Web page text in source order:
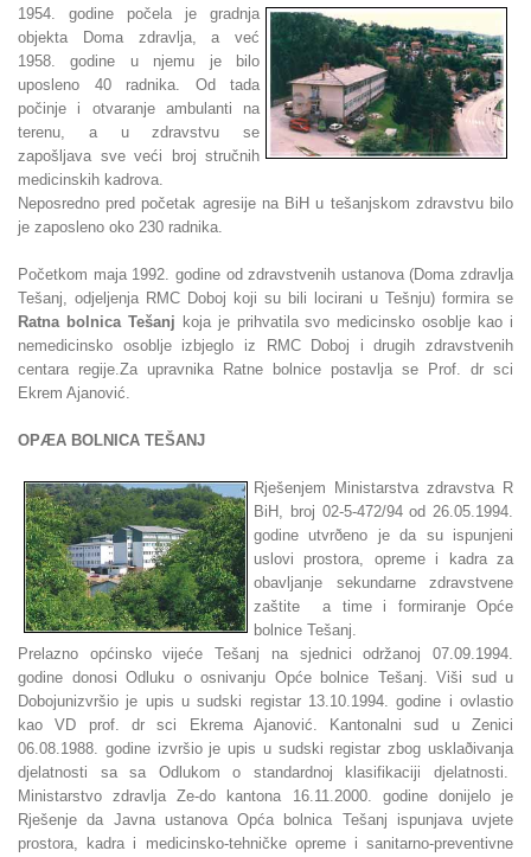
1954. godine počela je gradnja
objekta Doma zdravlja, a već
1958. godine u njemu je bilo
uposleno 40 radnika. Od tada
počinje i otvaranje ambulanti na
terenu, a u zdravstvu se
zapošljava sve veći broj stručnih
medicinskih kadrova.
Neposredno pred početak agresije na BiH u tešanjskom zdravstvu bilo
je zaposleno oko 230 radnika.
Početkom maja 1992. godine od zdravstvenih ustanova (Doma zdravlja
Tešanj, odjeljenja RMC Doboj koji su bili locirani u Tešnju) formira se
Ratna bolnica Tešanj koja je prihvatila svo medicinsko osoblje kao i
nemedicinsko osoblje izbjeglo iz RMC Doboj i drugih zdravstvenih
centara regije.Za upravnika Ratne bolnice postavlja se Prof. dr sci
Ekrem Ajanović.
OPÆA BOLNICA TEŠANJ
Rješenjem Ministarstva zdravstva R
BiH, broj 02-5-472/94 od 26.05.1994.
godine utvrðeno je da su ispunjeni
uslovi prostora, opreme i kadra za
obavljanje sekundarne zdravstvene
zaštite a time i formiranje Opće
bolnice Tešanj.
Prelazno općinsko vijeće Tešanj na sjednici održanoj 07.09.1994.
godine donosi Odluku o osnivanju Opće bolnice Tešanj. Viši sud u
Dobojunizvršio je upis u sudski registar 13.10.1994. godine i ovlastio
kao VD prof. dr sci Ekrema Ajanović. Kantonalni sud u Zenici
06.08.1988. godine izvršio je upis u sudski registar zbog usklaðivanja
djelatnosti sa sa Odlukom o standardnoj klasifikaciji djelatnosti.
Ministarstvo zdravlja Ze-do kantona 16.11.2000. godine donijelo je
Rješenje da Javna ustanova Opća bolnica Tešanj ispunjava uvjete
prostora, kadra i medicinsko-tehničke opreme i sanitarno-preventivne